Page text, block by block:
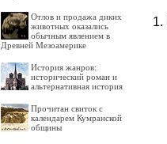
Отлов и продажа диких
животных оказались
обычным явлением в
Древней Мезоамерике
История жанров:
исторический роман и
альтернативная история
Прочитан свиток с
календарем Кумранской
общины